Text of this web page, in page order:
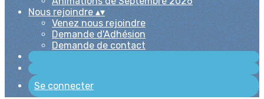
Nous rejoindre▴▾
Venez nous rejoindre
Demande d'Adhésion
Demande de contact
Se connecter